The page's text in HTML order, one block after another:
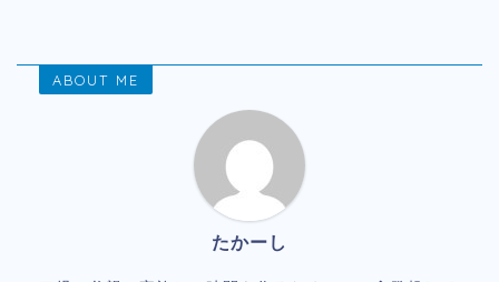
ABOUT ME
たかーし